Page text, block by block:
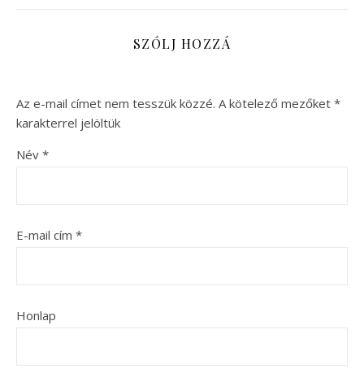
SZÓLJ HOZZÁ
Az e-mail címet nem tesszük közzé. A kötelező mezőket *
karakterrel jelöltük
Név *
E-mail cím *
Honlap